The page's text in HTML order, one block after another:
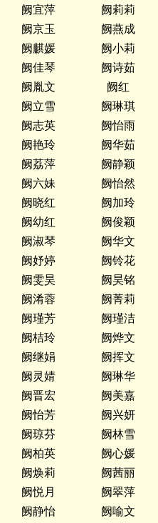
阙宜萍
阙莉莉
阙京玉
阙燕成
阙麒媛
阙小莉
阙佳琴
阙诗茹
阙胤文
阙红
阙立雪
阙琳琪
阙志英
阙怡雨
阙艳玲
阙华茹
阙荔萍
阙静颖
阙六妹
阙怡然
阙晓红
阙加玲
阙幼红
阙俊颖
阙淑琴
阙华文
阙妤婷
阙铃花
阙雯昊
阙昊铭
阙淆蓉
阙菁莉
阙瑾芳
阙瑾洁
阙桔玲
阙烨文
阙继娟
阙挥文
阙灵婧
阙琳华
阙晋宏
阙美嘉
阙怡芳
阙兴妍
阙琼芬
阙林雪
阙柏英
阙心媛
阙焕莉
阙茜丽
阙悦月
阙翠萍
阙静怡
阙喻文